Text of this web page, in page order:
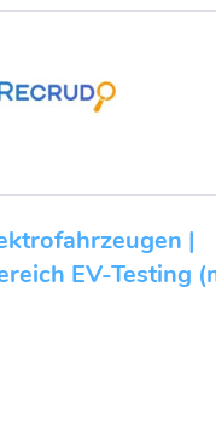
|
EV-Testing